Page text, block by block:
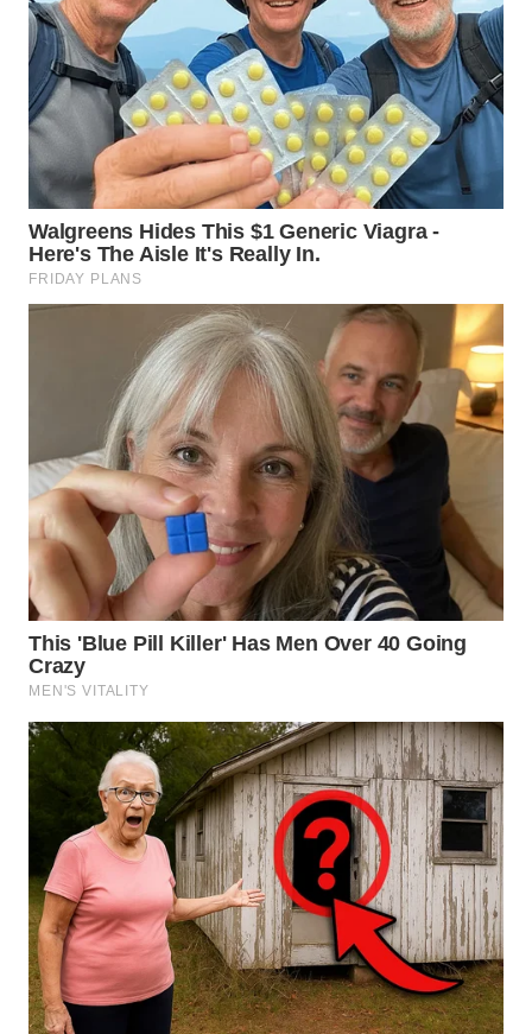
WN
KARO
SIMALUNGUN
LABUHANBATU
WN
WN DELI
SERDANG
WN
TEBING
TINGGI
WN
PAKPAK
KARAWANG
WN
BEKASI
WN
BOGOR
WN
DEPOK